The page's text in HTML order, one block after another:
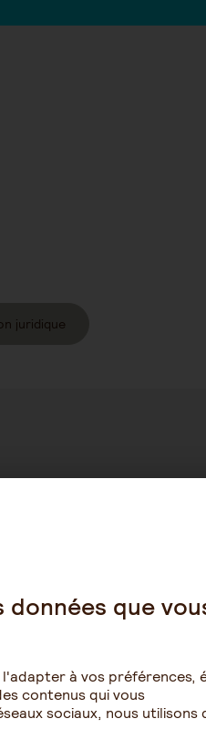
juridique
données que
à vos préférences,
contenus qui vous
sociaux, nous utilisons